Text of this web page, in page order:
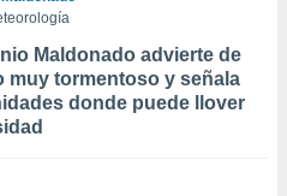
Maldonado advierte de
muy tormentoso y señala
donde puede llover